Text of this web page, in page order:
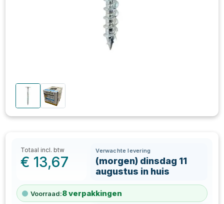
Totaal incl. btw
€ 13,67
Verwachte levering
(morgen) dinsdag 11
augustus in huis
Voorraad:8verpakkingen